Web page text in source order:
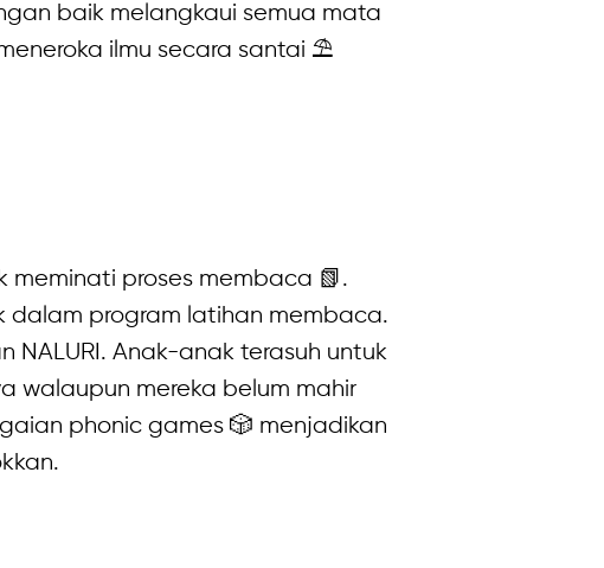
baik melangkaui semua mata
ilmu secara santai ⛱
meminati proses membaca 📗.
program latihan membaca.
NALURI. Anak-anak terasuh untuk
walaupun mereka belum mahir
phonic games 🎲 menjadikan